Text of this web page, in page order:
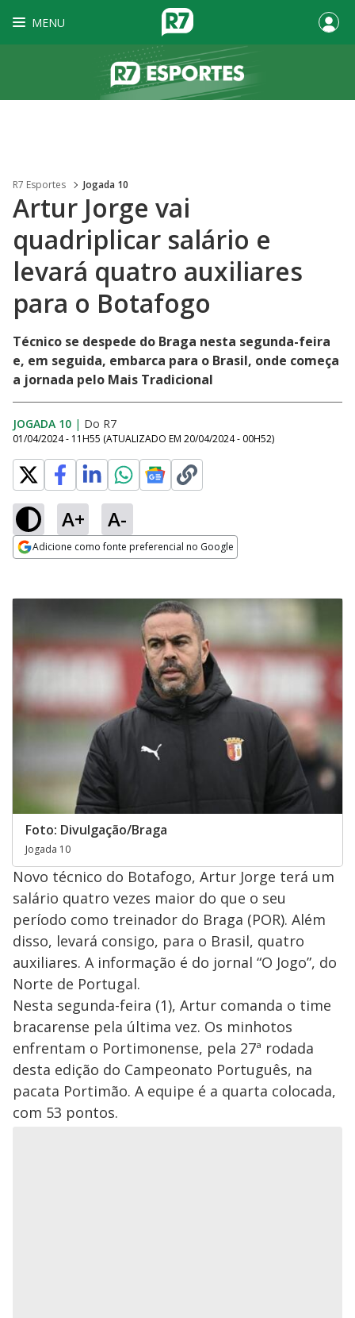
MENU
R7 Esportes Jogada 10
Artur Jorge vai
quadriplicar salário e
levará quatro auxiliares
para o Botafogo
Técnico se despede do Braga nesta segunda-feira
e, em seguida, embarca para o Brasil, onde começa
a jornada pelo Mais Tradicional
JOGADA 10 | Do R7
01/04/2024 - 11H55 (ATUALIZADO EM 20/04/2024 - 00H52)
A+ A-
Adicione como fonte preferencial no Google
Foto: Divulgação/Braga
Jogada 10
Novo técnico do Botafogo, Artur Jorge terá um
salário quatro vezes maior do que o seu
período como treinador do Braga (POR). Além
disso, levará consigo, para o Brasil, quatro
auxiliares. A informação é do jornal “O Jogo”, do
Norte de Portugal.
Nesta segunda-feira (1), Artur comanda o time
bracarense pela última vez. Os minhotos
enfrentam o Portimonense, pela 27ª rodada
desta edição do Campeonato Português, na
pacata Portimão. A equipe é a quarta colocada,
com 53 pontos.